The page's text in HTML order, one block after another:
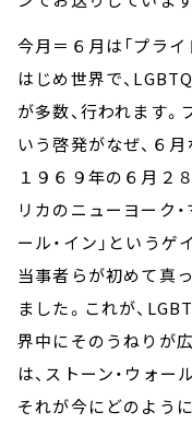
今月＝６月は「プライ
はじめ世界で、
が多数、行われます
いう啓発がなぜ、６月
１９６９年の６月２
リカのニューヨーク
ール・イン」というゲ
当事者らが初めて真
ました。これが、
界中にそのうねりが
は、ストーン・ウォー
それが今にどのよう